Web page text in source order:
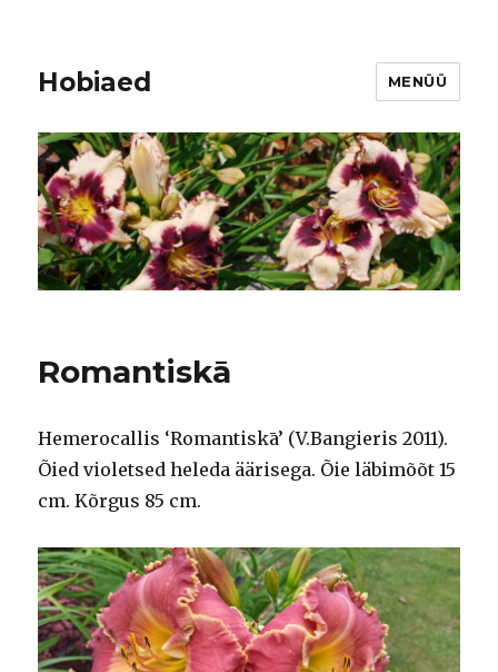
Hobiaed MENÜÜ
Romantiskā
Hemerocallis ‘Romantiskā’ (V.Bangieris 2011).
Õied violetsed heleda äärisega. Õie läbimõõt 15
cm. Kõrgus 85 cm.